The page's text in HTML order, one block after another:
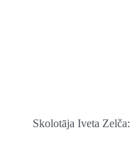
Skolotāja Iveta Zelča: